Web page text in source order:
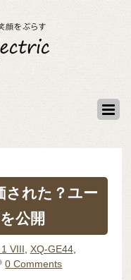
された？ユー
公開
VIII XQ-GE44,
0 Comments